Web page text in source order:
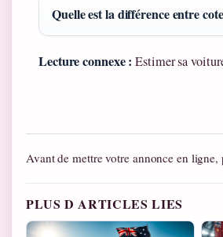
Quelle est la différence entre
Lecture connexe : Estimer sa
Avant de mettre votre annonce en ligne,
PLUS D ARTICLES LIES